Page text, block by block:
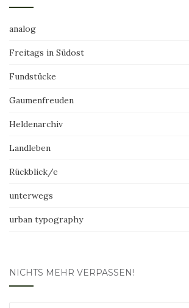
analog
Freitags in Südost
Fundstücke
Gaumenfreuden
Heldenarchiv
Landleben
Rückblick/e
unterwegs
urban typography
NICHTS MEHR VERPASSEN!